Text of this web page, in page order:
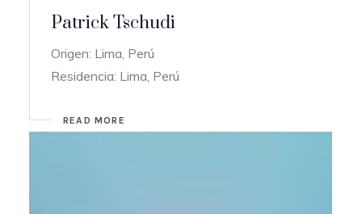
Patrick Tschudi
Origen: Lima, Perú
Residencia: Lima, Perú
READ MORE